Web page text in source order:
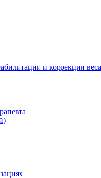
и коррекции веса